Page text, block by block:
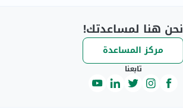
نحن هنا لمساعدتك!
مركز المساعدة
تابعنا